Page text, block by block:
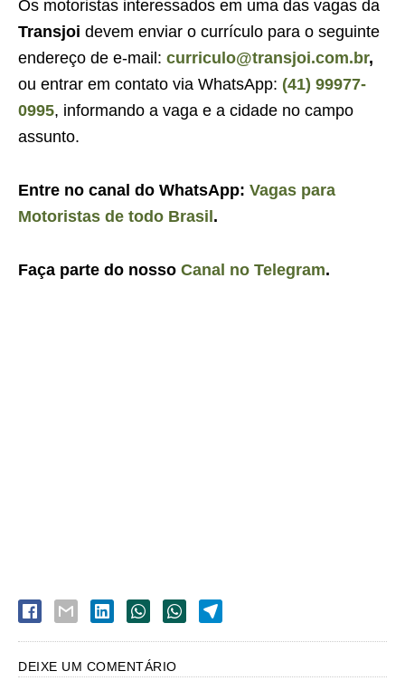
Os motoristas interessados em uma das vagas da
Transjoi devem enviar o currículo para o seguinte
endereço de e-mail: curriculo@transjoi.com.br,
ou entrar em contato via WhatsApp: (41) 99977-
0995, informando a vaga e a cidade no campo
assunto.
Entre no canal do WhatsApp: Vagas para
Motoristas de todo Brasil .
Faça parte do nosso Canal no Telegram.
DEIXE UM COMENTÁRIO